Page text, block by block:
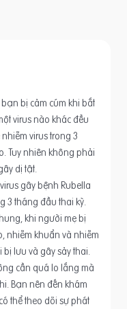
bị cảm cúm khi bắt
virus nào khác đều
virus trong 3
Tuy nhiên không phải
dị tật.
gây bệnh Rubella
3 tháng đầu thai kỳ.
khi người mẹ bị
nhiễm khuẩn và nhiễm
bị lưu và gây sảy thai.
cần quá lo lắng mà
Bạn nên đến khám
thể theo dõi sự phát